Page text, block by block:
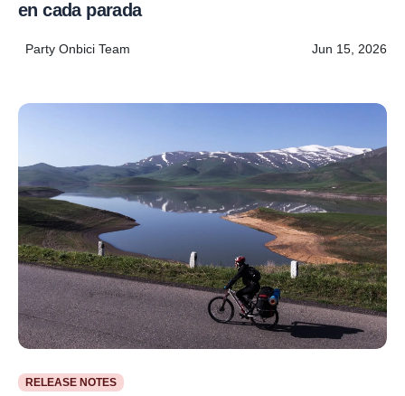
en cada parada
Party Onbici Team Jun 15, 2026
RELEASE NOTES